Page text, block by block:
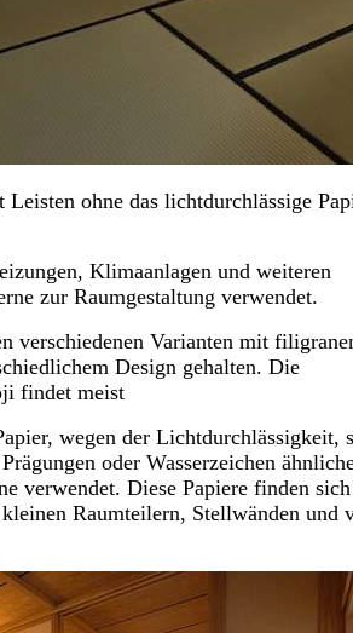
Leisten ohne das lichtdurchlässige
Klimaanlagen und weiteren
zur Raumgestaltung verwendet.
verschiedenen Varianten mit
Design gehalten. Die
findet meist
wegen der Lichtdurchlässigkeit,
oder Wasserzeichen
verwendet. Diese Papiere finden
Raumteilern, Stellwänden und